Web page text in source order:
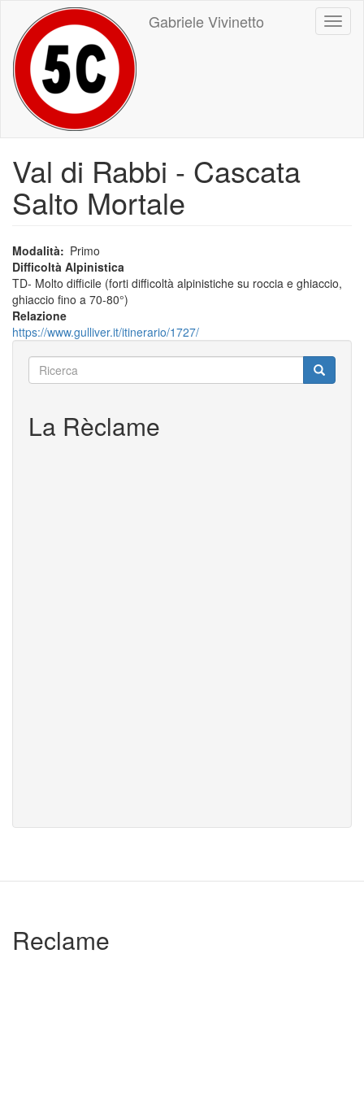
contenuto
principale
Gabriele Vivinetto
Val di Rabbi - Cascata
Salto Mortale
Modalità
Primo
Difficoltà Alpinistica
TD- Molto difficile (forti difficoltà alpinistiche su roccia e ghiaccio,
ghiaccio fino a 70-80°)
Relazione
https://www.gulliver.it/itinerario/1727/
Ricerca
Ricerca Ricerca
La Rèclame
Reclame